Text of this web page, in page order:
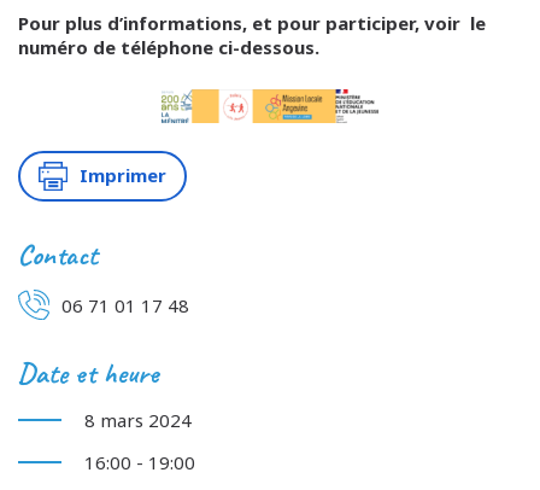
Pour plus d’informations, et pour participer, voir le
numéro de téléphone ci-dessous.
Imprimer
Contact
06 71 01 17 48
Date et heure
8 mars 2024
16:00 - 19:00